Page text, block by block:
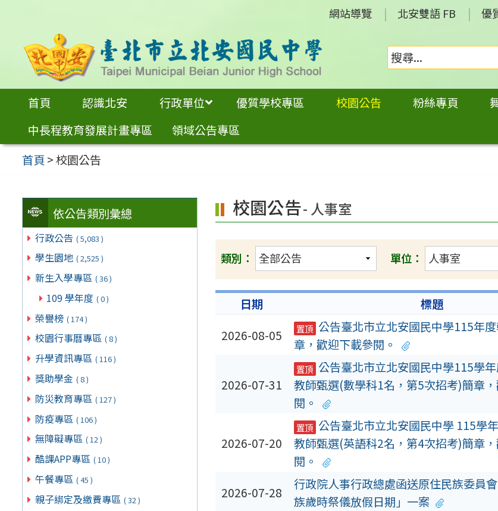
內
網站導覽 北安雙語 FB 優
首頁 認識北安 行政單位 優質學校專區 校園公告 粉絲專頁
中長程教育發展計畫專區
領域公告專區
首頁 >校園公告
依公告類別彙總
行政公告 ( 5,083 )
學生園地 ( 2,525 )
新生入學專區 ( 36 )
109 學年度 ( 0 )
榮譽榜 ( 174 )
校園行事曆專區 ( 8 )
升學資訊專區 ( 116 )
獎助學金 ( 8 )
防災教育專區 ( 127 )
防疫專區 ( 106 )
無障礙專區 ( 12 )
酷課APP專區 ( 10 )
午餐專區 ( 45 )
親子綁定及繳費專區 ( 32 )
校園公告- 人事室
類別： 單位：
日期 標題
2026-08-05
置頂 公告臺北市立北安國民中學115年
章，歡迎下載參閱。
2026-07-31
置頂 公告臺北市立北安國民中學115學
教師甄選(數學科1名，第5次招考)簡章
閱。
2026-07-20
置頂 公告臺北市立北安國民中學 115學
教師甄選(英語科2名，第4次招考)簡章
閱。
2026-07-28
行政院人事行政總處函送原住民族委員
族歲時祭儀放假日期」一案